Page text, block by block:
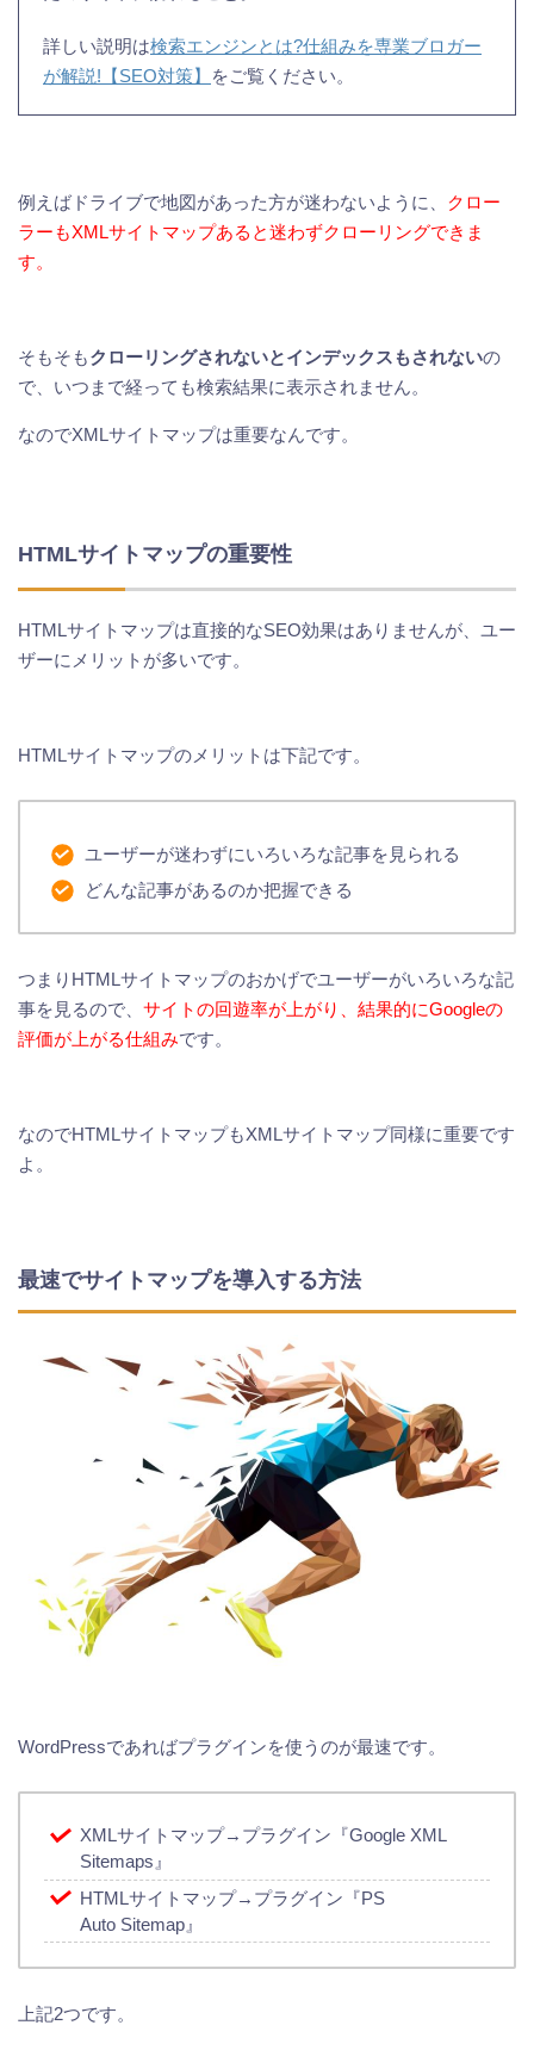
詳しい説明は検索エンジンとは?仕組みを専業ブロガー
が解説!【SEO対策】
をご覧ください。
例えばドライブで地図があった方が迷わないように、 クロー
ラーもXMLサイトマップあると迷わずクローリングできま
す。
そもそもクローリングされないとインデックスもされないの
で、いつまで経っても検索結果に表示されません。
なのでXMLサイトマップは重要なんです。
HTMLサイトマップの重要性
HTMLサイトマップは直接的なSEO効果はありませんが、ユー
ザーにメリットが多いです。
HTMLサイトマップのメリットは下記です。
ユーザーが迷わずにいろいろな記事を見られる
どんな記事があるのか把握できる
つまりHTMLサイトマップのおかげでユーザーがいろいろな記
事を見るので、 サイトの回遊率が上がり、結果的にGoogleの
評価が上がる仕組みです。
なのでHTMLサイトマップもXMLサイトマップ同様に重要です
よ。
最速でサイトマップを導入する方法
WordPressであればプラグインを使うのが最速です。
XMLサイトマップ→プラグイン『Google XML
Sitemaps』
HTMLサイトマップ→プラグイン『PS
Auto Sitemap』
上記2つです。